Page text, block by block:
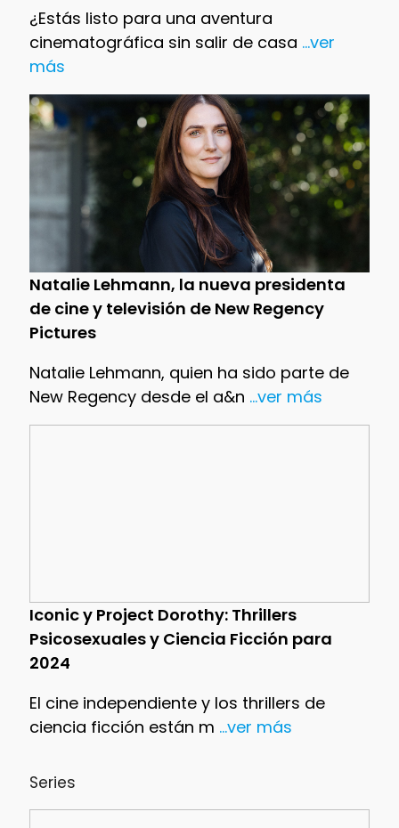
¿Estás listo para una aventura
cinematográfica sin salir de casa ...ver
más
Natalie Lehmann, la nueva presidenta
de cine y televisión de New Regency
Pictures
Natalie Lehmann, quien ha sido parte de
New Regency desde el a&n ...ver más
Iconic y Project Dorothy: Thrillers
Psicosexuales y Ciencia Ficción para
2024
El cine independiente y los thrillers de
ciencia ficción están m ...ver más
Series